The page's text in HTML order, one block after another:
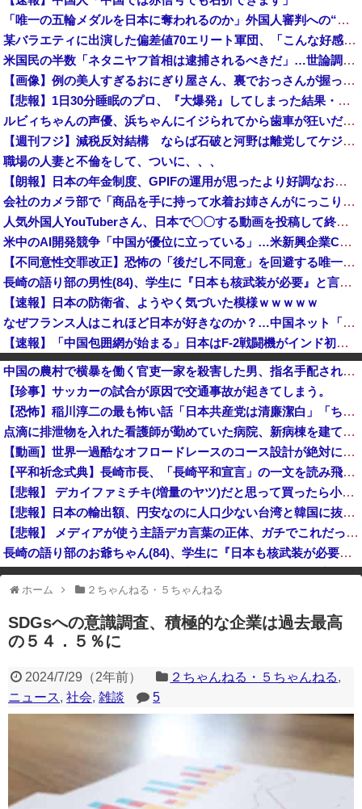
「唯一の五輪メダルを日本に奪われるのか」外国人審判への“性接待”で大揺れの韓国サッカー界、ロンドン五輪メダル剝奪の可能性に戦々恐々「前例がない」
某バラエティに出演した偏差値70エリート軍団、「こんな好感度の低い組み合わせは中々ないよ」と視聴者を
米国民の半数「ネタニヤフ首相は逮捕されるべきだ」…世論調査で明らかに！他
【画像】例の美人すぎるおにぎり屋さん、裏でおっさんが握っていたｗｗｗｗｗｗｗ
【悲報】1日30分睡眠のプロ、『大爆発』してしまった結果・・・・・
ルビィちゃんの声優、浜ちゃんにイジられてから歯車が狂いだしてしまうｗｗｗｗｗｗｗ
【週刊フジ】減税反対結構 ならば石破と河野は離党してケジメをつけろ
職場の人妻と不倫をして、ついに、、、
【朗報】日本の年金制度、GPIFの運用が思ったより好調なおかげでなんとかなりそう
会社のカメラ部で「商品を手に持って水着お姉さんがにっこり」を撮影、だがお姉さんは素人アルバイトで親バレした結果……
人気外国人YouTuberさん、日本で〇〇する動画を投稿して終わる・・・
米中のAI開発競争「中国が優位に立っている」…米新興企業CEOが予測！
【不同意性交罪改正】恐怖の「後だし不同意」を回避する唯一の方法がコチラ → ｗｗｗｗｗｗｗｗｗｗｗｗｗｗｗｗ
長崎の語り部の男性(84)、学生に『日本も核武装が必要』と言われびっくり [8/9]
【速報】日本の防衛省、ようやく気づいた模様ｗｗｗｗｗ
なぜフランス人はこれほど日本が好きなのか？…中国ネット「中国と北朝鮮を除いて日本が好き」！
【速報】「中国包囲網が始まる」日本はF-2戦闘機がインド初派遣
【速報】韓国サッカー協会の性接待、日本人審判員４人も調査へ！！！
ロシアが数年以内にNATO加盟国を攻撃か、プーチン大統領が追い詰められ…米情報機関分析！
中国の農村で横暴を働く官吏一家を殺害した男、指名手配されて警察が追跡するも農民が追いかけるどころか……
【珍事】サッカーの試合が原因で交通事故が起きてしまう。
【恐怖】稲川淳二の最も怖い話「日本共産党は清廉潔白」「ちゃんと自力で資金を集めて活動してる」
点滴に排泄物を入れた看護師が勤めていた病院、新病棟を建てたばかりなのに近隣住民の総スカンを食らった結果……
【動画】世界一過酷なオフロードレースのコース設計が絶対におかしい（笑）
【平和祈念式典】長崎市長、「長崎平和宣言」の一文を読み飛ばす 「NPTの義務を履行し、核軍縮に向け着実に前進することを求めます」
【悲報】 デカイファミチキ(増量のヤツ)だと思って買ったら小さかったからわざわざ店に戻って確認したら！！！！
【悲報】日本の輸出額、円安なのに人口少ない台湾と韓国に抜かれてしまうwww
【悲報】 メディアが使う主語デカ言葉の正体、ガチでこれだったｗｗｗｗ
長崎の語り部のお爺ちゃん(84)、学生に『日本も核武装が必要』と言われびっくり
中国「大豪雨！」三峡ダム「基礎部分破損」中国「全力放流！」台風13号「中国上陸予測」台風15号「中国接近（画像」中国「台風同時上陸！（穀物生産が壊滅危機」→
一部のコンテンツが表示されなくなったり、サイト全体のレイアウトが崩れ
たりする場合があります。
ホーム ２ちゃんねる・５ちゃんねる
SDGsへの意識調査、積極的な企業は過去最高
の５４．５％に
2024/7/29 （2年前） ２ちゃんねる・５ちゃんねる,
ニュース, 社会, 雑談 5